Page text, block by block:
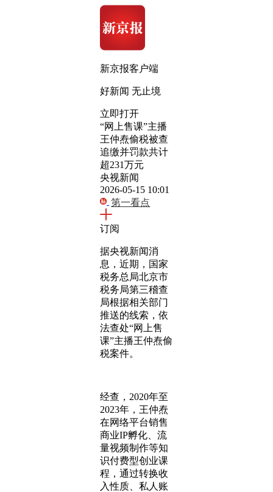
新京报客户端
好新闻 无止境
立即打开
“网上售课”主播
王仲焘偷税被查
追缴并罚款共计
超231万元
央视新闻
2026-05-15 10:01
第一看点
订阅
据央视新闻消
息，近期，国家
税务总局北京市
税务局第三稽查
局根据相关部门
推送的线索，依
法查处“网上售
课”主播王仲焘偷
税案件。
经查，2020年至
2023年，王仲焘
在网络平台销售
商业IP孵化、流
量视频制作等知
识付费型创业课
程，通过转换收
入性质、私人账